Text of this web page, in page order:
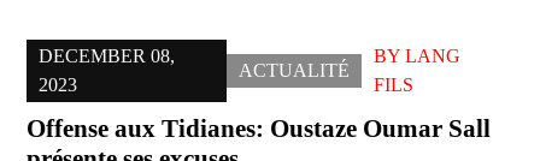
DECEMBER 08,
2023
ACTUALITÉ
BY LANG
FILS
Offense aux Tidianes: Oustaze Oumar Sall